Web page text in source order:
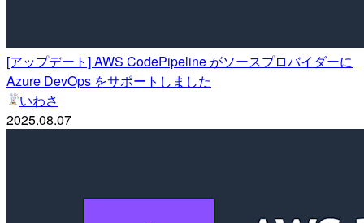
[アップデート] AWS CodePipeline がソースプロバイダーに
Azure DevOps をサポートしました
いわさ
2025.08.07